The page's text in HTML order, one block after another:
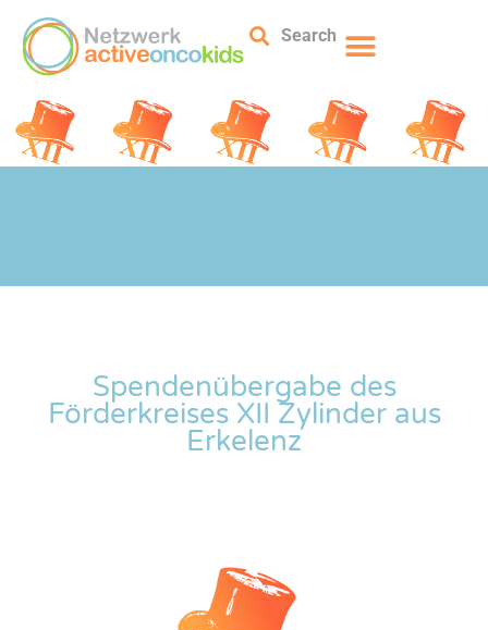
Search
Spendenübergabe des
Förderkreises XII Zylinder aus
Erkelenz